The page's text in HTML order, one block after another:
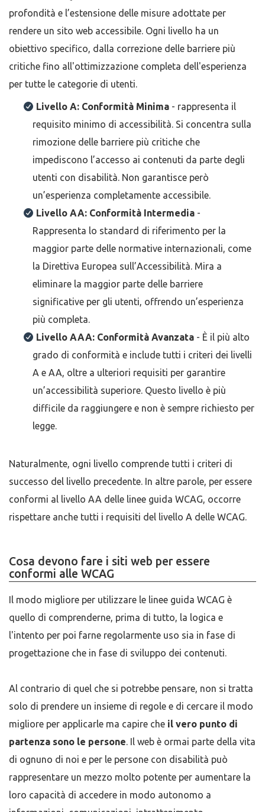
profondità e l’estensione delle misure adottate per
rendere un sito web accessibile. Ogni livello ha un
obiettivo specifico, dalla correzione delle barriere più
critiche fino all'ottimizzazione completa dell'esperienza
per tutte le categorie di utenti.
Livello A: Conformità Minima - rappresenta il
requisito minimo di accessibilità. Si concentra sulla
rimozione delle barriere più critiche che
impediscono l’accesso ai contenuti da parte degli
utenti con disabilità. Non garantisce però
un’esperienza completamente accessibile.
Livello AA: Conformità Intermedia -
Rappresenta lo standard di riferimento per la
maggior parte delle normative internazionali, come
la Direttiva Europea sull’Accessibilità. Mira a
eliminare la maggior parte delle barriere
significative per gli utenti, offrendo un’esperienza
più completa.
Livello AAA: Conformità Avanzata - È il più alto
grado di conformità e include tutti i criteri dei livelli
A e AA, oltre a ulteriori requisiti per garantire
un’accessibilità superiore. Questo livello è più
difficile da raggiungere e non è sempre richiesto per
legge.
Naturalmente, ogni livello comprende tutti i criteri di
successo del livello precedente. In altre parole, per essere
conformi al livello AA delle linee guida WCAG, occorre
rispettare anche tutti i requisiti del livello A delle WCAG.
Cosa devono fare i siti web per essere
conformi alle WCAG
Il modo migliore per utilizzare le linee guida WCAG è
quello di comprenderne, prima di tutto, la logica e
l'intento per poi farne regolarmente uso sia in fase di
progettazione che in fase di sviluppo dei contenuti.
Al contrario di quel che si potrebbe pensare, non si tratta
solo di prendere un insieme di regole e di cercare il modo
migliore per applicarle ma capire che il vero punto di
partenza sono le persone. Il web è ormai parte della vita
di ognuno di noi e per le persone con disabilità può
rappresentare un mezzo molto potente per aumentare la
loro capacità di accedere in modo autonomo a